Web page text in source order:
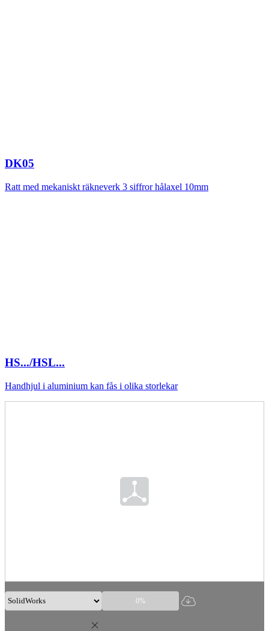
DK05
Ratt med mekaniskt räkneverk 3 siffror hålaxel 10mm
HS.../HSL...
Handhjul i aluminium kan fås i olika storlekar
0%